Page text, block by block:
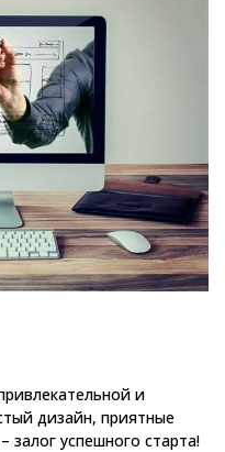
и
дизайн, приятные
залог успешного старта!